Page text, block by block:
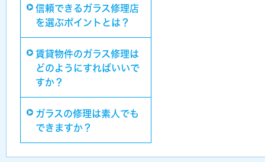
信頼できるガラス修理店
を選ぶポイントとは？
賃貸物件のガラス修理は
どのようにすればいいで
すか？
ガラスの修理は素人でも
できますか？